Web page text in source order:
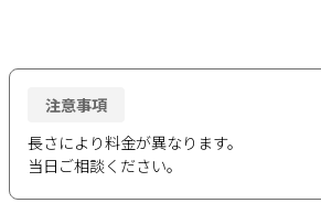
注意事項
長さにより料金が異なります。
当日ご相談ください。